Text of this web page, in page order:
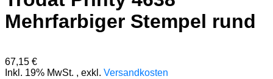
Mehrfarbiger Stempel rund
67,15 €
Inkl. 19% MwSt. , exkl. Versandkosten